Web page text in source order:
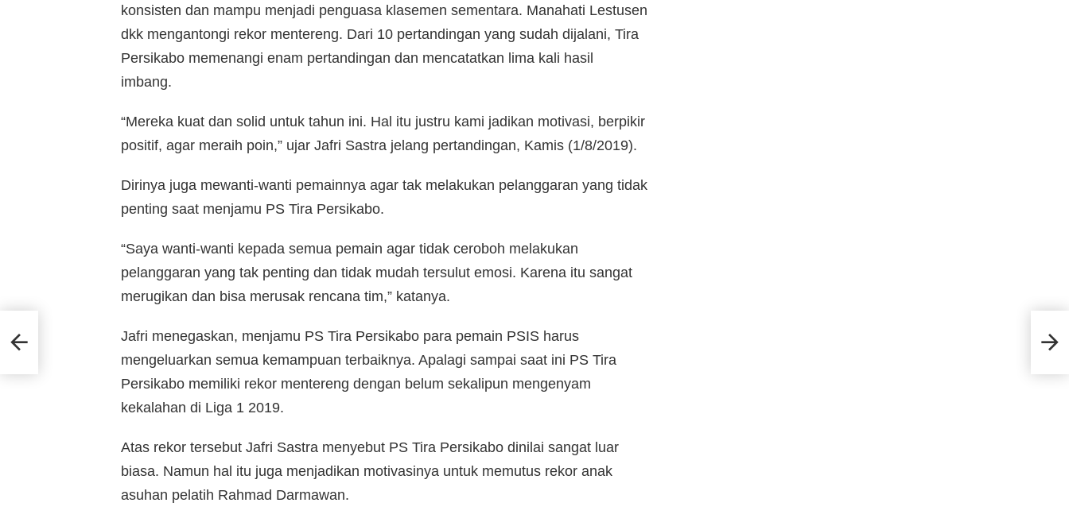
konsisten dan mampu menjadi penguasa klasemen sementara. Manahati Lestusen
dkk mengantongi rekor mentereng. Dari 10 pertandingan yang sudah dijalani, Tira
Persikabo memenangi enam pertandingan dan mencatatkan lima kali hasil
imbang.
“Mereka kuat dan solid untuk tahun ini. Hal itu justru kami jadikan motivasi, berpikir
positif, agar meraih poin,” ujar Jafri Sastra jelang pertandingan, Kamis (1/8/2019).
Dirinya juga mewanti-wanti pemainnya agar tak melakukan pelanggaran yang tidak
penting saat menjamu PS Tira Persikabo.
“Saya wanti-wanti kepada semua pemain agar tidak ceroboh melakukan
pelanggaran yang tak penting dan tidak mudah tersulut emosi. Karena itu sangat
merugikan dan bisa merusak rencana tim,” katanya.
Jafri menegaskan, menjamu PS Tira Persikabo para pemain PSIS harus
mengeluarkan semua kemampuan terbaiknya. Apalagi sampai saat ini PS Tira
Persikabo memiliki rekor mentereng dengan belum sekalipun mengenyam
kekalahan di Liga 1 2019.
Atas rekor tersebut Jafri Sastra menyebut PS Tira Persikabo dinilai sangat luar
biasa. Namun hal itu juga menjadikan motivasinya untuk memutus rekor anak
asuhan pelatih Rahmad Darmawan.